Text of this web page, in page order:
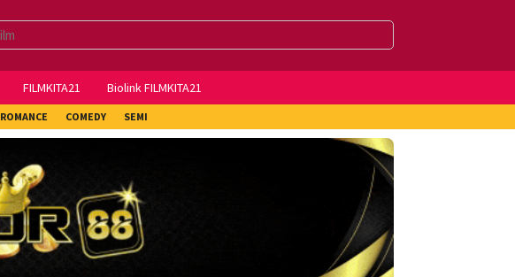
FILMKITA21 Biolink FILMKITA21
ROMANCE COMEDY SEMI